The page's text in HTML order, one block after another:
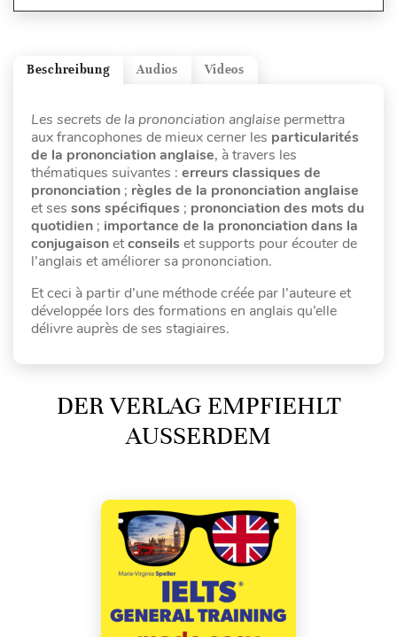
Videos
Audios
Beschreibung
Les secrets de la prononciation anglaise permettra
aux francophones de mieux cerner les particularités
de la prononciation anglaise, à travers les
thématiques suivantes : erreurs classiques de
prononciation ; règles de la prononciation anglaise
et ses sons spécifiques ; prononciation des mots du
quotidien ; importance de la prononciation dans la
conjugaisonetconseils etsupports pour écouter de
l’anglais et améliorer sa prononciation.
Et ceci à partir d’une méthode créée par l’auteure et
développée lors des formations en anglais qu’elle
délivre auprès de ses stagiaires.
DER VERLAG EMPFIEHLT
AUSSERDEM